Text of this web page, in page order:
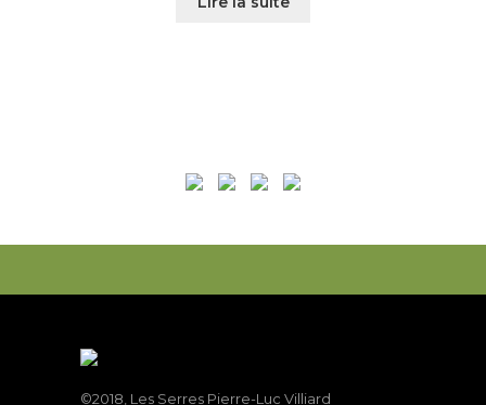
©2018, Les Serres Pierre-Luc Villiard